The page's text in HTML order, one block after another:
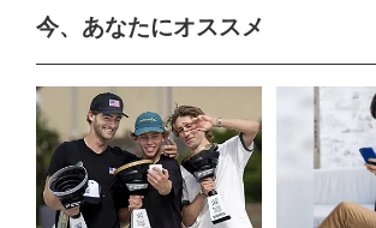
今、あなたにオススメ